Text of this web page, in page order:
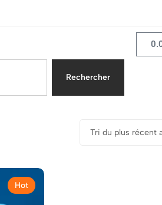
Rechercher
Tri du plus récent
Hot